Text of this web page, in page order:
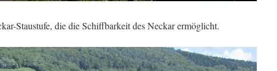
Staustufe, die die Schiffbarkeit des Neckar ermöglicht.